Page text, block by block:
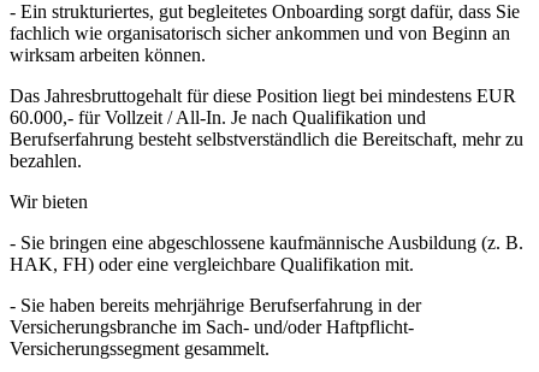
- Ein strukturiertes, gut begleitetes Onboarding sorgt dafür, dass Sie
fachlich wie organisatorisch sicher ankommen und von Beginn an
wirksam arbeiten können.
Das Jahresbruttogehalt für diese Position liegt bei mindestens EUR
60.000,- für Vollzeit / All-In. Je nach Qualifikation und
Berufserfahrung besteht selbstverständlich die Bereitschaft, mehr zu
bezahlen.
Wir bieten
- Sie bringen eine abgeschlossene kaufmännische Ausbildung (z. B.
HAK, FH) oder eine vergleichbare Qualifikation mit.
- Sie haben bereits mehrjährige Berufserfahrung in der
Versicherungsbranche im Sach- und/oder Haftpflicht-
Versicherungssegment gesammelt.